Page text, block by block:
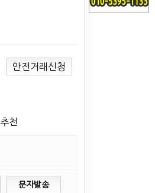
안전거래신청
추천
문자발송